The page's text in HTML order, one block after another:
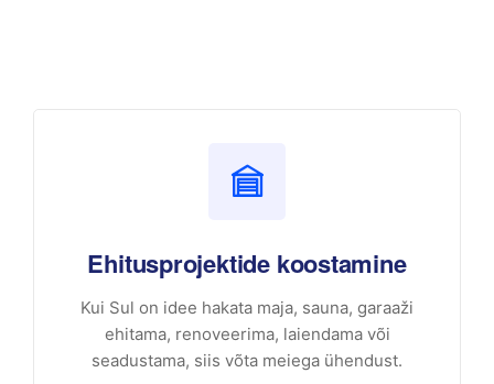
Ehitusprojektide koostamine
Kui Sul on idee hakata maja, sauna, garaaži
ehitama, renoveerima, laiendama või
seadustama, siis võta meiega ühendust.